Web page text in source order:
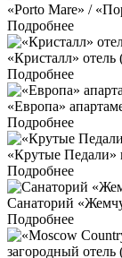
«Porto Mare» /
Подробнее
«Кристалл» отель
Подробнее
«Европа»
Подробнее
«Крутые Педали»
Подробнее
Санаторий
Подробнее